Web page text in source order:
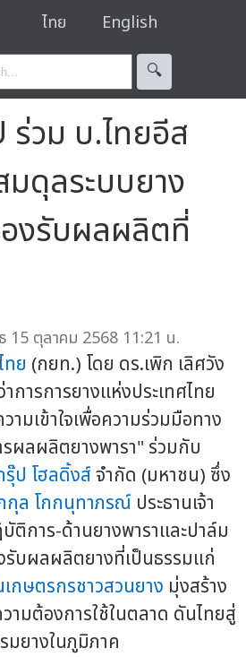
ไทย English
🔍︎
วม บ.ไทยอีส
มดุลระบบยาง
งรับผลผลิตที่
15 ตุลาคม 2568 11:21 น.
ทย (กยท.) โดย ดร.เพิก เลิศวัง
ารการยางแห่งประเทศไทย
มเข้าใจเพื่อความร่วมมือทาง
ผลผลิตยางพารา" ร่วมกับ
ป โฮลดิ้งส์จำกัด (มหาชน) ซึ่ง
กุล โกกนุทาภรณ์ ประธานเจ้า
ติการ-ด้านยางพาราและปาล์ม
บผลผลิตยางที่เป็นธรรมแก่
กษตรกรชาวสวนยาง มุ่งสร้าง
มต้องการใช้ในตลาด ดันไทยสู่
ยางในภูมิภาค